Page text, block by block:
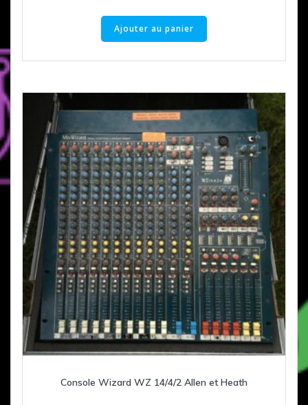
Ajouter au panier
Console Wizard WZ 14/4/2 Allen et Heath